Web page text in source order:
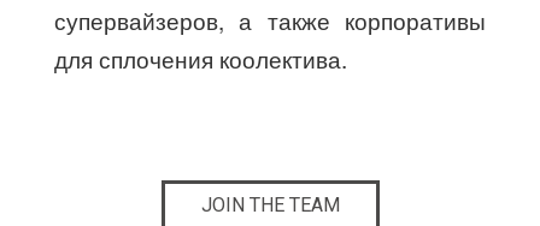
супервайзеров, а также корпоративы
для сплочения коолектива.
JOIN THE TEAM